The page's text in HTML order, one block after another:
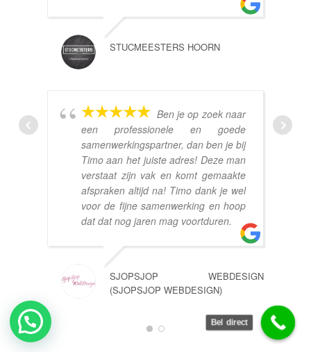
STUCMEESTERS HOORN
Ben je op zoek naar
een professionele en goede
samenwerkingspartner, dan ben je bij
Timo aan het juiste adres! Deze man
verstaat zijn vak en komt gemaakte
afspraken altijd na! Timo dank je wel
voor de fijne samenwerking en hoop
dat dat nog jaren mag voortduren.
SJOPSJOP WEBDESIGN
(SJOPSJOP WEBDESIGN)
Bel direct